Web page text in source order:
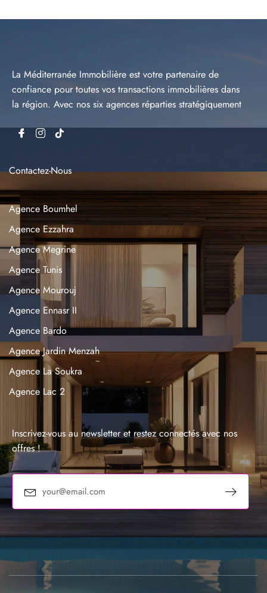
La Méditerranée Immobilière est votre partenaire de
confiance pour toutes vos transactions immobilières dans
la région. Avec nos six agences réparties stratégiquement
Contactez-Nous
Agence Boumhel
Agence Ezzahra
Agence Megrine
Agence Tunis
Agence Mourouj
Agence Ennasr II
Agence Bardo
Agence Jardin Menzah
Agence La Soukra
Agence Lac 2
Agence Sousse
Inscrivez-vous au newsletter et restez connectés avec nos
offres !